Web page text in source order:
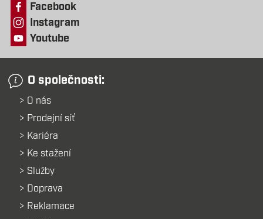
Facebook
Instagram
Youtube
O společnosti:
O nás
Prodejní síť
Kariéra
Ke stažení
Služby
Doprava
Reklamace